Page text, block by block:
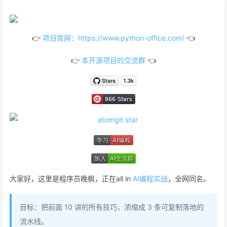
👉 项目官网：https://www.python-office.com/ 👈
👉 本开源项目的交流群 👈
大家好，这里是程序员晚枫，正在all in AI编程实战，全网同名。
目标：把前面 10 讲的所有技巧，浓缩成 3 条可复制落地的
流水线。